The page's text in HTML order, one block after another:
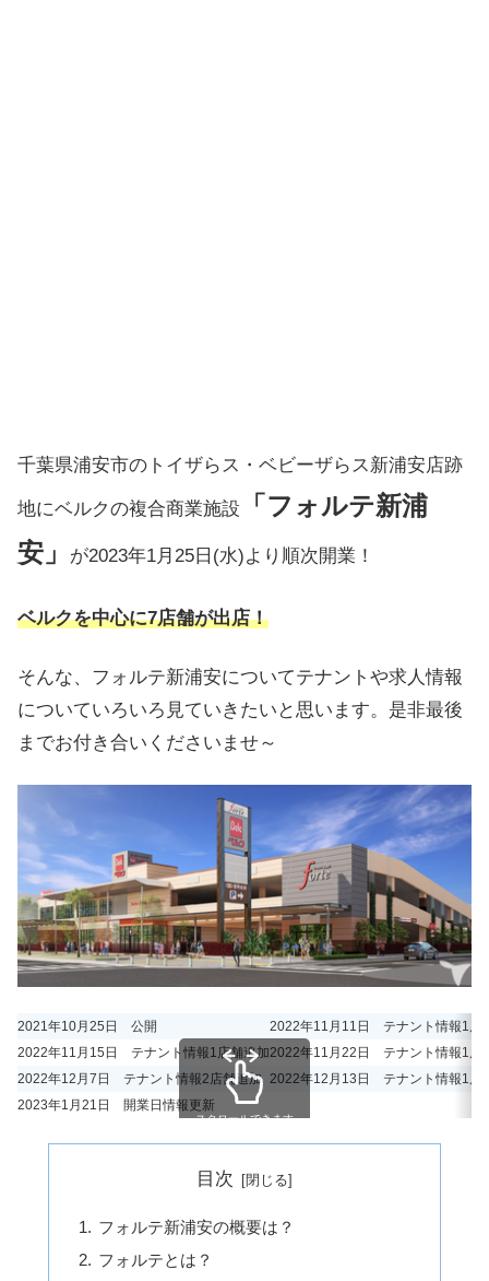
千葉県浦安市のトイザらス・ベビーザらス新浦安店跡
地にベルクの複合商業施設
「フォルテ新浦
安」
が2023年1月25日(水)より順次開業！
ベルクを中心に7店舗が出店！
そんな、フォルテ新浦安についてテナントや求人情報
についていろいろ見ていきたいと思います。是非最後
までお付き合いくださいませ～
2021年10月25日 公開
2022年11月11日 テナント情報1店
2022年11月15日 テナント情報1店舗追加2022年11月22日 テナント情報1店
2022年12月7日 テナント情報2店舗追加 2022年12月13日 テナント情報1店
2023年1月21日 開業日情報更新
スクロールできます
目次
フォルテ新浦安の概要は？
フォルテとは？